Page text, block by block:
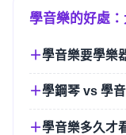
學音樂的好處
學音樂要學樂
學鋼琴 vs 學
學音樂多久才